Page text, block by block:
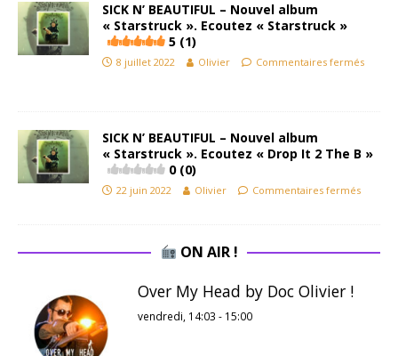
SICK N’ BEAUTIFUL – Nouvel album
« Starstruck ». Ecoutez « Starstruck »
5 (1)
8 juillet 2022 Olivier Commentaires fermés
SICK N’ BEAUTIFUL – Nouvel album
« Starstruck ». Ecoutez « Drop It 2 The B »
0 (0)
22 juin 2022 Olivier Commentaires fermés
ON AIR !
Over My Head by Doc Olivier !
vendredi, 14:03 - 15:00